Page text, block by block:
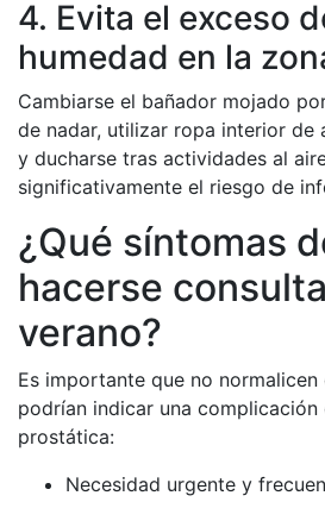
4. Evita el exceso
humedad en la
Cambiarse el bañador mojado
de nadar, utilizar ropa interior de
y ducharse tras actividades al
significativamente el riesgo de
¿Qué síntomas
hacerse
verano?
Es importante que no
podrían indicar una complicación
prostática:
Necesidad urgente y